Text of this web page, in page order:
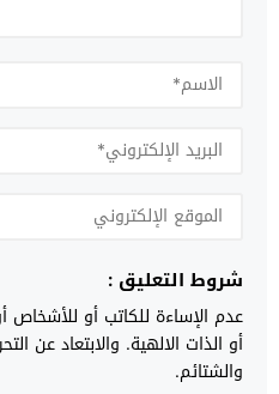
شروط التعليق :
عدم الإساءة للكاتب أو للأشخاص
أو الذات الالهية. والابتعاد عن
والشتائم.